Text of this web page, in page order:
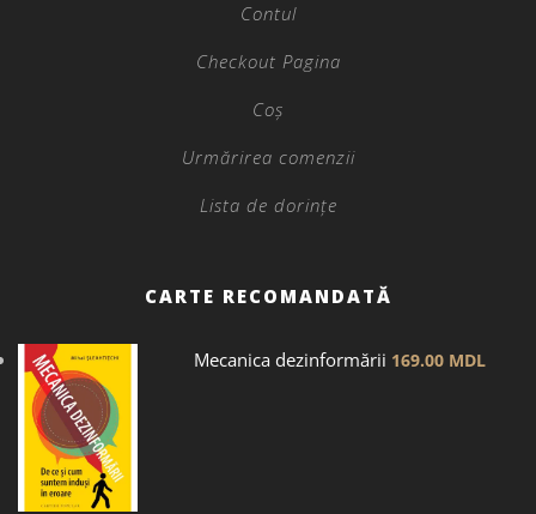
Contul
Checkout Pagina
Coș
Urmărirea comenzii
Lista de dorințe
CARTE RECOMANDATĂ
Mecanica dezinformării 169.00 MDL